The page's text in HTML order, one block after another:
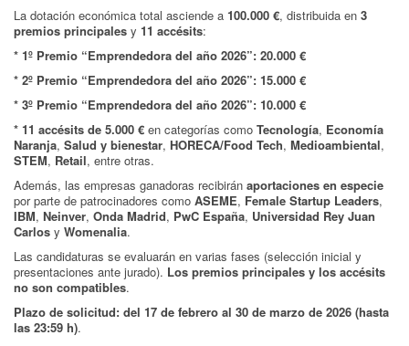
La dotación económica total asciende a 100.000 €, distribuida en 3
premios principales y 11 accésits:
* 1º Premio “Emprendedora del año 2026”: 20.000 €
* 2º Premio “Emprendedora del año 2026”: 15.000 €
* 3º Premio “Emprendedora del año 2026”: 10.000 €
* 11 accésits de 5.000 € en categorías como Tecnología, Economía
Naranja, Salud y bienestar, HORECA/Food Tech, Medioambiental,
STEM, Retail, entre otras.
Además, las empresas ganadoras recibirán aportaciones en especie
por parte de patrocinadores como ASEME, Female Startup Leaders,
IBM, Neinver, Onda Madrid, PwC España, Universidad Rey Juan
Carlos y Womenalia.
Las candidaturas se evaluarán en varias fases (selección inicial y
presentaciones ante jurado). Los premios principales y los accésits
no son compatibles.
Plazo de solicitud: del 17 de febrero al 30 de marzo de 2026 (hasta
las 23:59 h).